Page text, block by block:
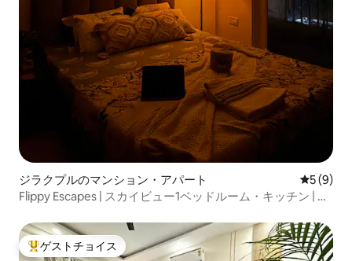
ジラクプルのマンション・アパート レビュー
5 (9)
Flippy Escapes | スカイビュー1ベッドルーム・キッチン | 専
大好評のゲストチョイスです。
ゲストチョイス